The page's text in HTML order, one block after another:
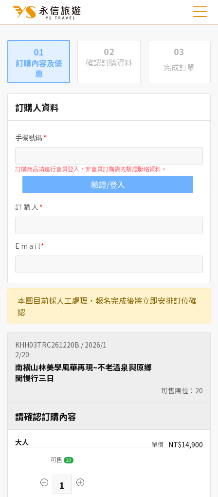
01
訂購內容及優
惠
02
確認訂購資料
03
完成訂單
訂購人資料
手機號碼
訂購商品請進行會員登入，非會員訂購需先驗證聯絡資料。
驗證/登入
訂 購 人
E m a i l
本團目前採人工處理，報名完成後將立即安排訂位確
認
KHH03TRC261220B / 2026/1
2/20
可售團位： 20
南橫山林美學風華再現~不老溫泉與原鄉
間慢行三日
請確認訂購內容
大人 NT$14,900
可售 20
1